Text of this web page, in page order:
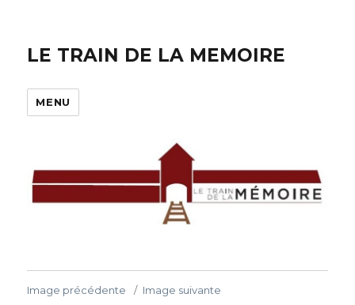
LE TRAIN DE LA MEMOIRE
MENU
Image précédente Image suivante